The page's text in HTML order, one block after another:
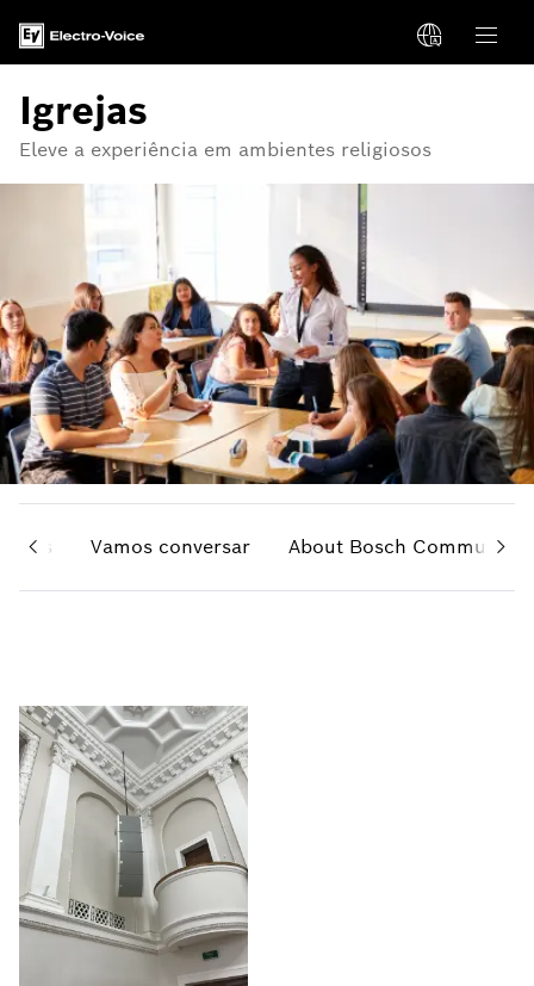
Igrejas
Eleve a experiência em ambientes religiosos
Vamos conversar About Bosch